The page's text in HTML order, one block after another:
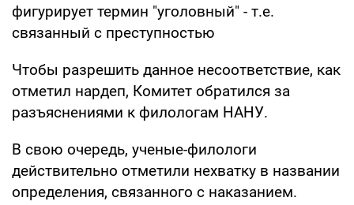
фигурирует термин "уголовный" - т.е.
связанный с преступностью
Чтобы разрешить данное несоответствие, как
отметил нардеп, Комитет обратился за
разъяснениями к филологам НАНУ.
В свою очередь, ученые-филологи
действительно отметили нехватку в названии
определения, связанного с наказанием.